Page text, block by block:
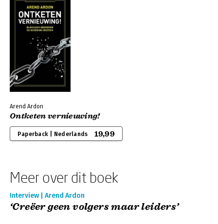
Arend Ardon
Ontketen vernieuwing!
Paperback | Nederlands 19,99
Meer over dit boek
Interview | Arend Ardon
‘Creëer geen volgers maar leiders’